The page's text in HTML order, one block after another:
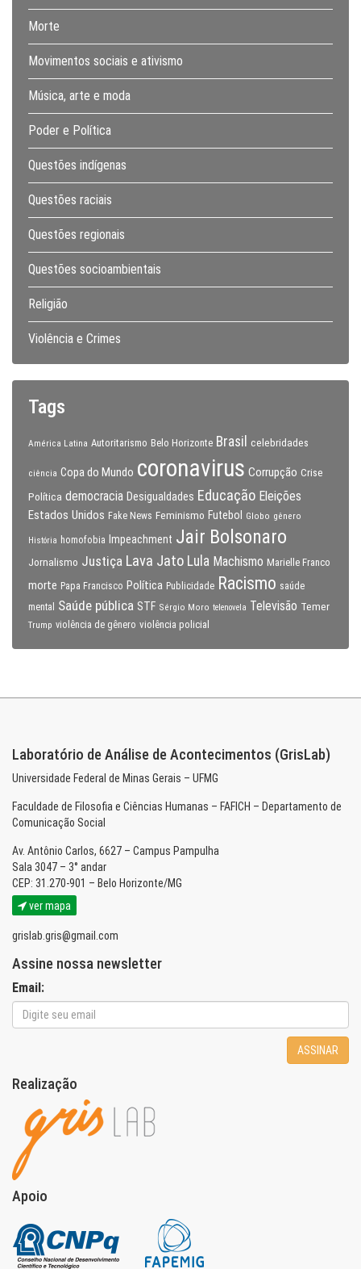
Morte
Movimentos sociais e ativismo
Música, arte e moda
Poder e Política
Questões indígenas
Questões raciais
Questões regionais
Questões socioambientais
Religião
Violência e Crimes
Tags
América Latina Autoritarismo Belo Horizonte Brasil celebridades
ciência Copa do Mundo coronavirus Corrupção Crise
Política democracia Desigualdades Educação Eleições
Estados Unidos Fake News Feminismo Futebol Globo gênero
História homofobia Impeachment Jair Bolsonaro
Jornalismo Justiça Lava Jato Lula Machismo Marielle Franco
morte Papa Francisco Política Publicidade Racismo saúde
mental
Saúde pública STF Sérgio Moro telenovela Televisão Temer
Trump violência de gênero violência policial
Laboratório de Análise de Acontecimentos (GrisLab)
Universidade Federal de Minas Gerais – UFMG
Faculdade de Filosofia e Ciências Humanas – FAFICH – Departamento de
Comunicação Social
Av. Antônio Carlos, 6627 – Campus Pampulha
Sala 3047 – 3° andar
CEP: 31.270-901 – Belo Horizonte/MG
ver mapa
grislab.gris@gmail.com
Assine nossa newsletter
Email:
ASSINAR
Realização
Apoio